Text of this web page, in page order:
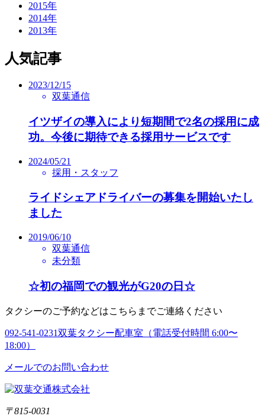
2015年
2014年
2013年
人気記事
2023/12/15
双葉通信
イツザイの導入により短期間で2名の採用に成
功。今後に期待できる採用サービスです
2024/05/21
採用・スタッフ
ライドシェアドライバーの募集を開始いたし
ました
2019/06/10
双葉通信
未分類
☆初の福岡での観光がG20の日☆
タクシーのご予約などはこちらまでご連絡ください
092-541-0231双葉タクシー配車室（電話受付時間 6:00〜
18:00）
メールでのお問い合わせ
〒815-0031